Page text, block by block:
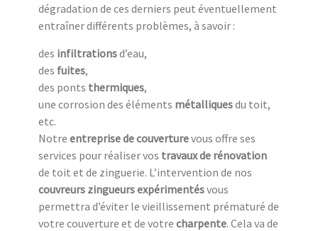
dégradation de ces derniers peut éventuellement
entraîner différents problèmes, à savoir :
des infiltrationsd’eau,
des fuites,
des ponts thermiques,
une corrosion des éléments métalliquesdu toit,
etc.
Notre entreprise de couverturevous offre ses
services pour réaliser vos travaux de rénovation
de toit et de zinguerie. L’intervention de nos
couvreurs zingueurs expérimentésvous
permettra d’éviter le vieillissement prématuré de
votre couverture et de votre charpente. Cela va de